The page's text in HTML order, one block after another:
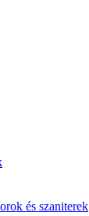
és szaniterek